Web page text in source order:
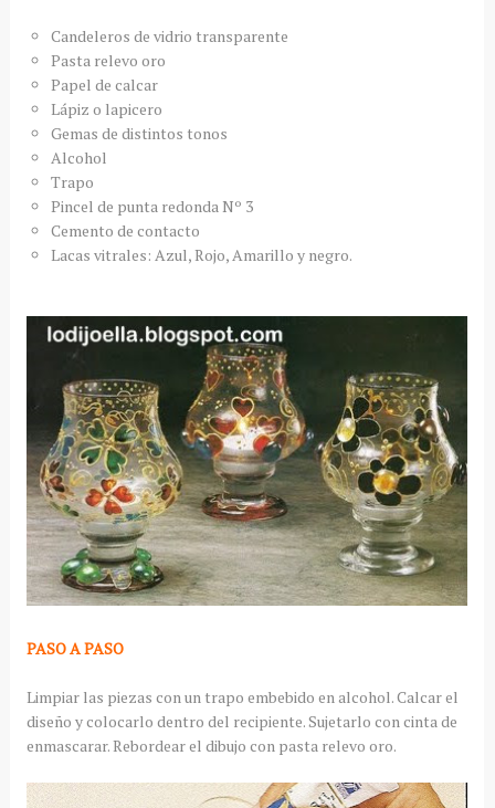
Candeleros de vidrio transparente
Pasta relevo oro
Papel de calcar
Lápiz o lapicero
Gemas de distintos tonos
Alcohol
Trapo
Pincel de punta redonda Nº 3
Cemento de contacto
Lacas vitrales: Azul, Rojo, Amarillo y negro.
PASO A PASO
Limpiar las piezas con un trapo embebido en alcohol. Calcar el
diseño y colocarlo dentro del recipiente. Sujetarlo con cinta de
enmascarar. Rebordear el dibujo con pasta relevo oro.